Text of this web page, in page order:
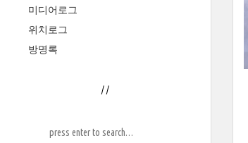
미디어로그
위치로그
방명록
/ /